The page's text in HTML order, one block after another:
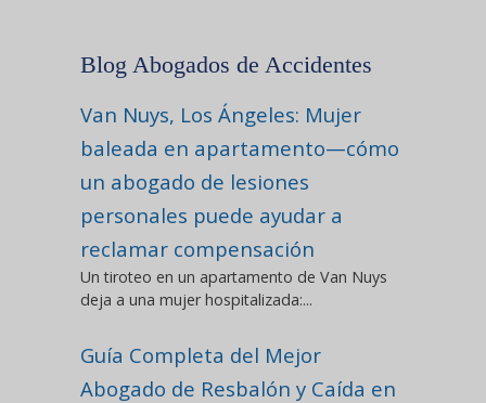
Blog Abogados de Accidentes
Van Nuys, Los Ángeles: Mujer
baleada en apartamento—cómo
un abogado de lesiones
personales puede ayudar a
reclamar compensación
Un tiroteo en un apartamento de Van Nuys
deja a una mujer hospitalizada:...
Guía Completa del Mejor
Abogado de Resbalón y Caída en